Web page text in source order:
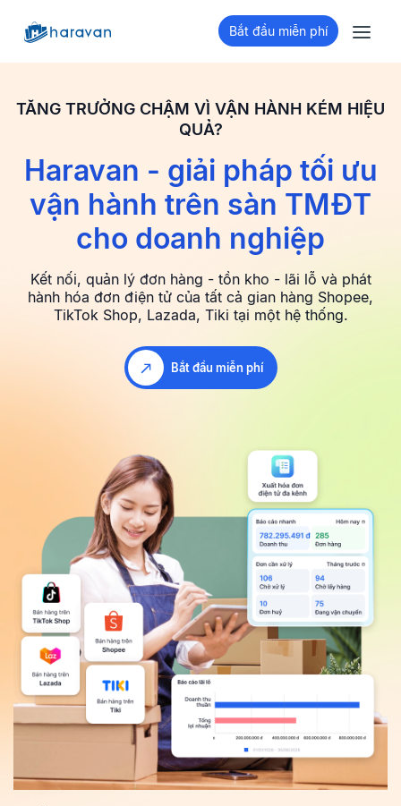
Bắt đầu miễn phí
TĂNG TRƯỞNG CHẬM VÌ VẬN HÀNH KÉM HIỆU
QUẢ?
Haravan - giải pháp tối ưu
vận hành trên sàn TMĐT
cho doanh nghiệp
Kết nối, quản lý đơn hàng - tồn kho - lãi lỗ và phát
hành hóa đơn điện tử của tất cả gian hàng Shopee,
TikTok Shop, Lazada, Tiki tại một hệ thống.
Bắt đầu miễn phí